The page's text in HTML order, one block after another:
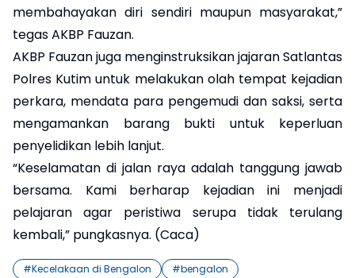
membahayakan diri sendiri maupun masyarakat,”
tegas AKBP Fauzan.
AKBP Fauzan juga menginstruksikan jajaran Satlantas
Polres Kutim untuk melakukan olah tempat kejadian
perkara, mendata para pengemudi dan saksi, serta
mengamankan barang bukti untuk keperluan
penyelidikan lebih lanjut.
“Keselamatan di jalan raya adalah tanggung jawab
bersama. Kami berharap kejadian ini menjadi
pelajaran agar peristiwa serupa tidak terulang
kembali,” pungkasnya. (Caca)
#Kecelakaan di Bengalon #bengalon